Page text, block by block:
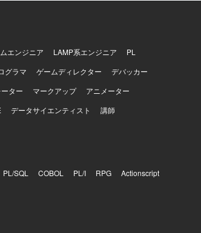
エンジニア LAMP系エンジニア
PL
グラマ ゲームディレクター
デバッカー
ター マークアップ
アニメーター
データサイエンティスト 講師
PL/SQL COBOL PL/I RPG
Actionscript